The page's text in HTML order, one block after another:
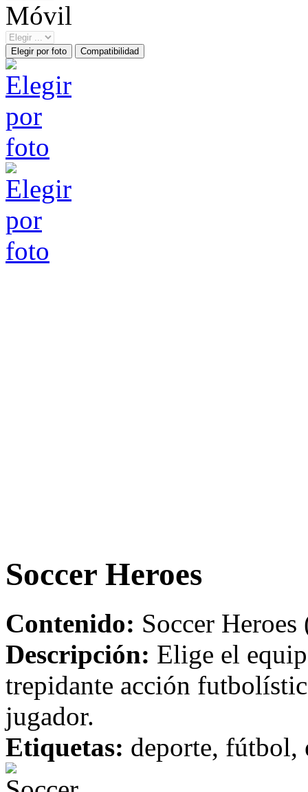
Móvil
Soccer Heroes
Contenido: Soccer
Descripción: Elige el
trepidante acción
jugador.
Etiquetas: deporte, fútbol,